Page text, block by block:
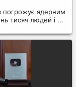
погрожує ядерним
тисяч людей і ...